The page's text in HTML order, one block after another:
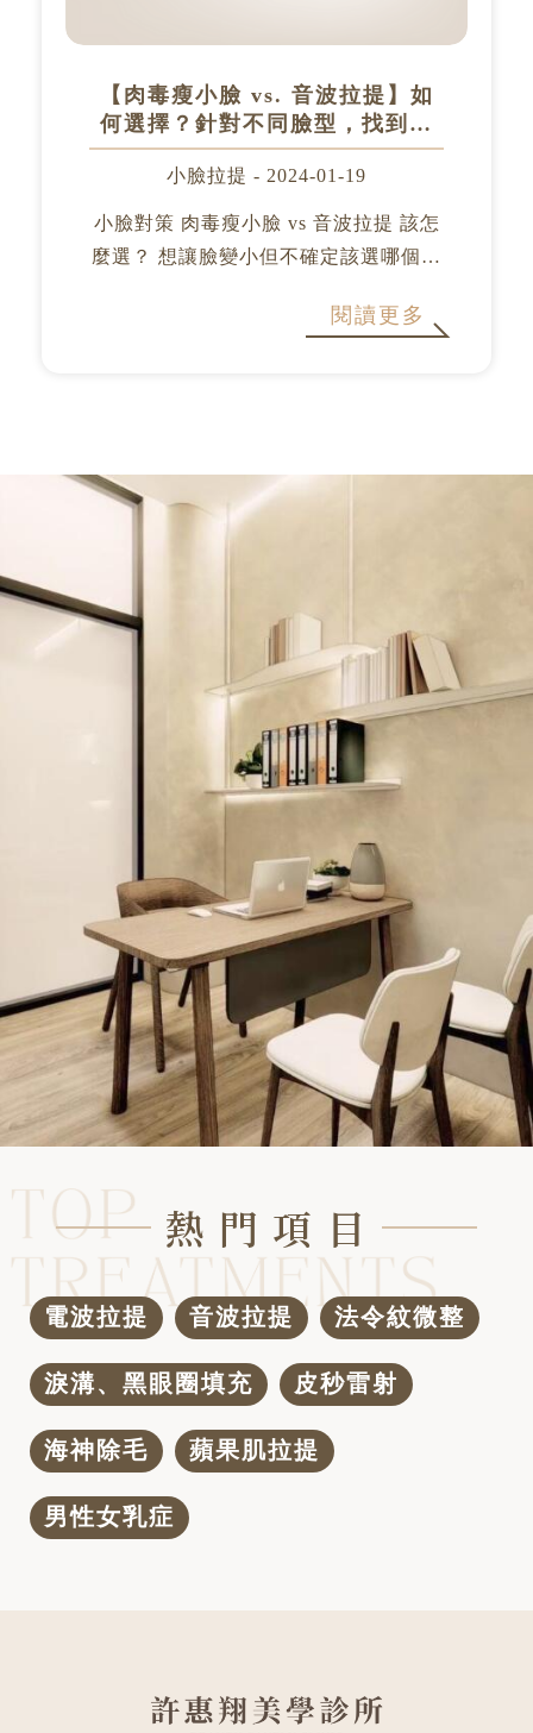
【肉毒瘦小臉 vs. 音波拉提】如
何選擇？針對不同臉型，找到最
適合你的小臉方案！✨｜台中・竹
北・新竹醫美診所
小臉拉提 - 2024-01-19
小臉對策 肉毒瘦小臉 vs 音波拉提 該怎
麼選？ 想讓臉變小但不確定該選哪個療
脂肪堆積顯得圓潤？ 別擔心，透過精準
閱讀更多
熱 門 項 目
電波拉提 音波拉提 法令紋微整
淚溝、黑眼圈填充 皮秒雷射
海神除毛 蘋果肌拉提
男性女乳症